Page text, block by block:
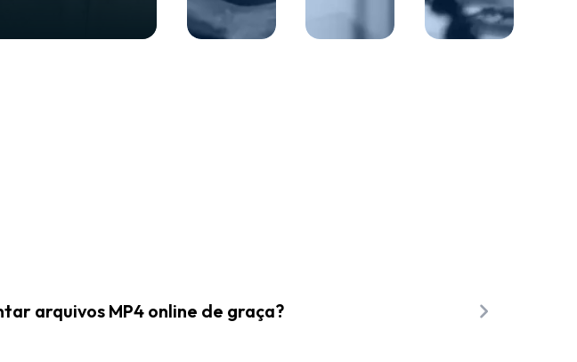
arquivos MP4 online de graça?